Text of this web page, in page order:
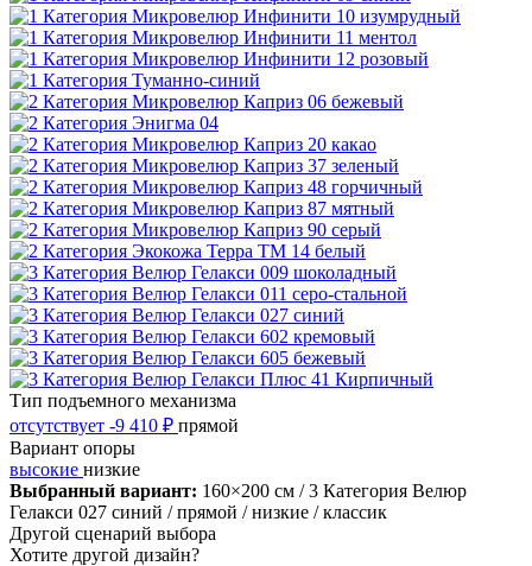
Тип подъемного механизма
отсутствует -9 410 ₽ прямой
Вариант опоры
высокие низкие
Выбранный вариант: 160×200 см / 3 Категория Велюр
Гелакси 027 синий / прямой / низкие / классик
Другой сценарий выбора
Хотите другой дизайн?